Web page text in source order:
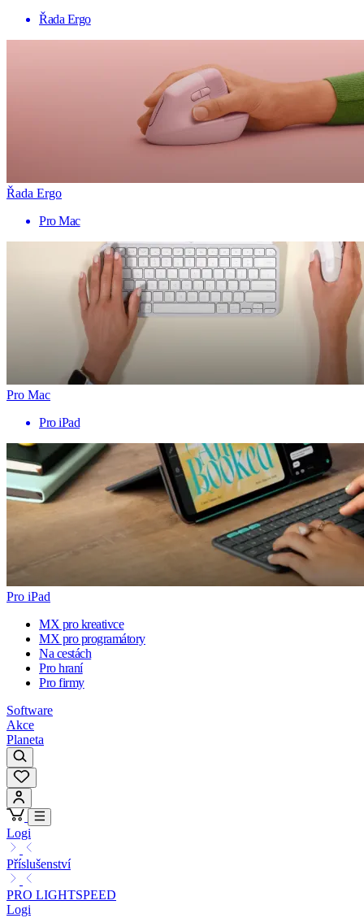
Řada Ergo
Řada Ergo
Pro Mac
Pro Mac
Pro iPad
Pro iPad
MX pro kreativce
MX pro programátory
Na cestách
Pro hraní
Pro firmy
Software
Akce
Planeta
Logi
Příslušenství
PRO LIGHTSPEED
Logi